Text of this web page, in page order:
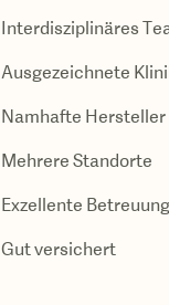
Interdisziplinäres
Ausgezeichnete
Namhafte Hersteller
Mehrere Standorte
Exzellente Betreuung
Gut versichert